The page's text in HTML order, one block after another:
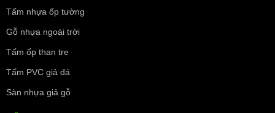
Tấm nhựa ốp tường
Gỗ nhựa ngoài trời
Tấm ốp than tre
Tấm PVC giả đá
Sàn nhựa giả gỗ